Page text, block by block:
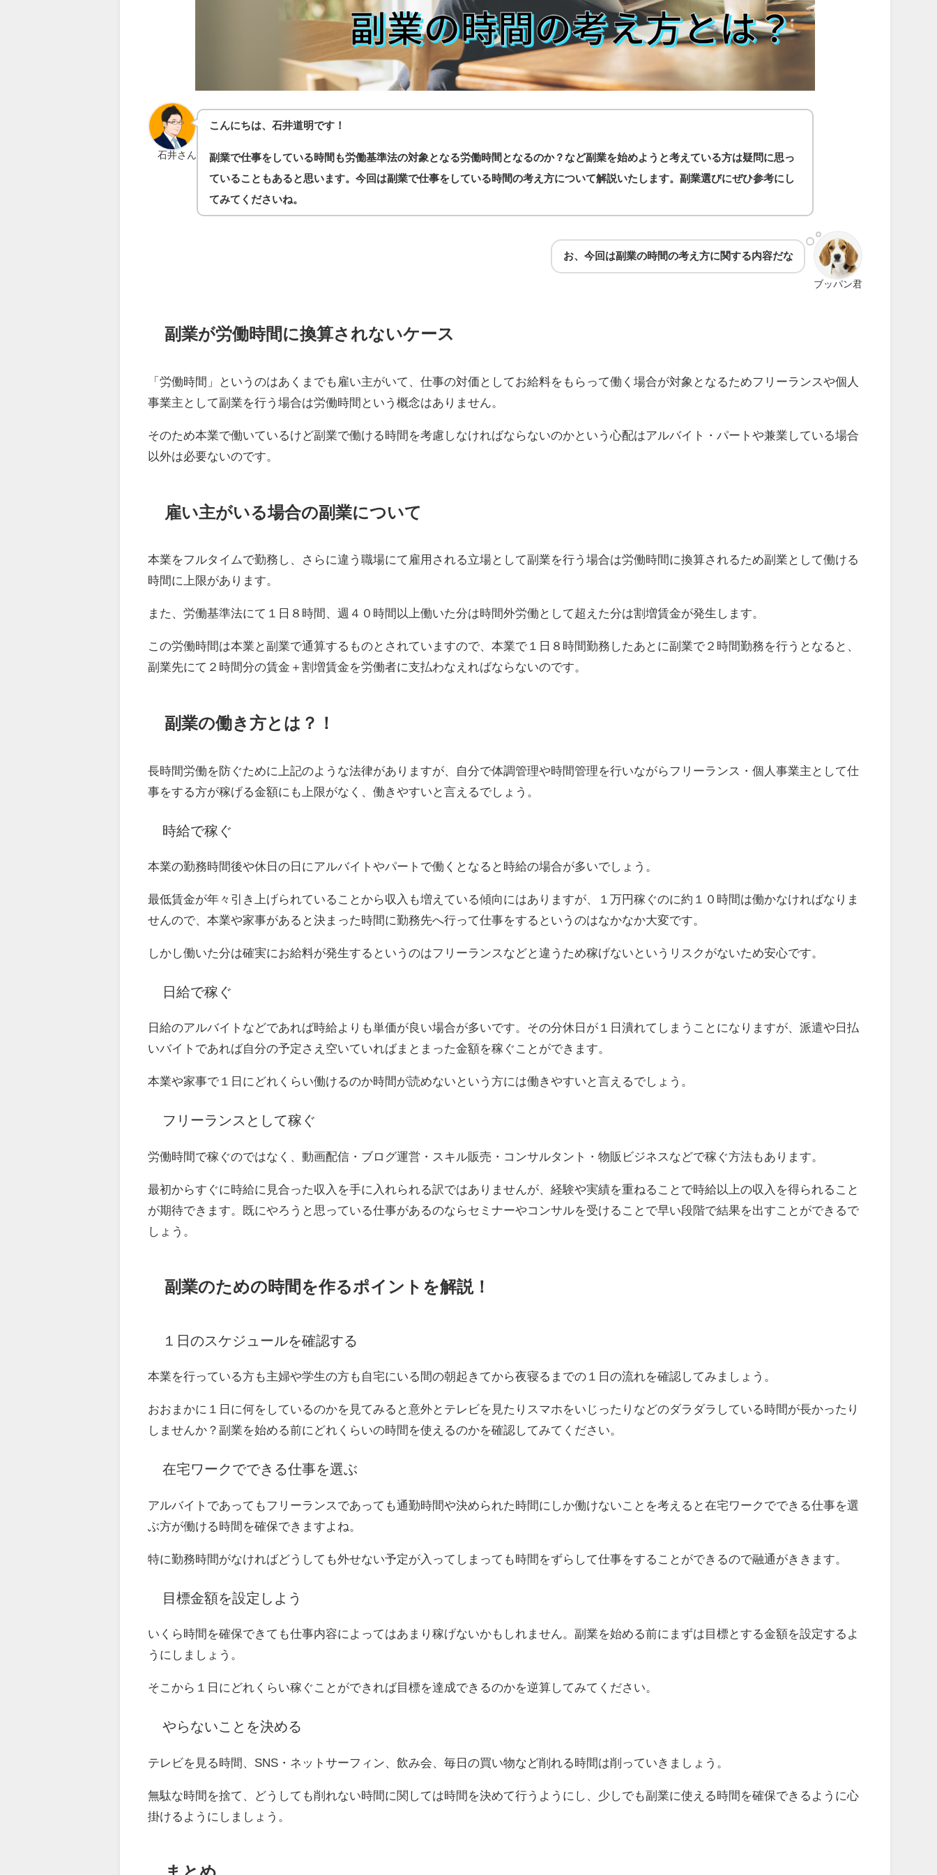
石井さん
こんにちは、石井道明です！
副業で仕事をしている時間も労働基準法の対象となる労働時間となるのか？など副業を始めようと考えている方は疑問に思っ
ていることもあると思います。今回は副業で仕事をしている時間の考え方について解説いたします。副業選びにぜひ参考にし
てみてくださいね。
ブッパン君
お、今回は副業の時間の考え方に関する内容だな
副業が労働時間に換算されないケース
「労働時間」というのはあくまでも雇い主がいて、仕事の対価としてお給料をもらって働く場合が対象となるためフリーランスや個人
事業主として副業を行う場合は労働時間という概念はありません。
そのため本業で働いているけど副業で働ける時間を考慮しなければならないのかという心配はアルバイト・パートや兼業している場合
以外は必要ないのです。
雇い主がいる場合の副業について
本業をフルタイムで勤務し、さらに違う職場にて雇用される立場として副業を行う場合は労働時間に換算されるため副業として働ける
時間に上限があります。
また、労働基準法にて１日８時間、週４０時間以上働いた分は時間外労働として超えた分は割増賃金が発生します。
この労働時間は本業と副業で通算するものとされていますので、本業で１日８時間勤務したあとに副業で２時間勤務を行うとなると、
副業先にて２時間分の賃金＋割増賃金を労働者に支払わなえればならないのです。
副業の働き方とは？！
長時間労働を防ぐために上記のような法律がありますが、自分で体調管理や時間管理を行いながらフリーランス・個人事業主として仕
事をする方が稼げる金額にも上限がなく、働きやすいと言えるでしょう。
時給で稼ぐ
本業の勤務時間後や休日の日にアルバイトやパートで働くとなると時給の場合が多いでしょう。
最低賃金が年々引き上げられていることから収入も増えている傾向にはありますが、１万円稼ぐのに約１０時間は働かなければなりま
せんので、本業や家事があると決まった時間に勤務先へ行って仕事をするというのはなかなか大変です。
しかし働いた分は確実にお給料が発生するというのはフリーランスなどと違うため稼げないというリスクがないため安心です。
日給で稼ぐ
日給のアルバイトなどであれば時給よりも単価が良い場合が多いです。その分休日が１日潰れてしまうことになりますが、派遣や日払
いバイトであれば自分の予定さえ空いていればまとまった金額を稼ぐことができます。
本業や家事で１日にどれくらい働けるのか時間が読めないという方には働きやすいと言えるでしょう。
フリーランスとして稼ぐ
労働時間で稼ぐのではなく、動画配信・ブログ運営・スキル販売・コンサルタント・物販ビジネスなどで稼ぐ方法もあります。
最初からすぐに時給に見合った収入を手に入れられる訳ではありませんが、経験や実績を重ねることで時給以上の収入を得られること
が期待できます。既にやろうと思っている仕事があるのならセミナーやコンサルを受けることで早い段階で結果を出すことができるで
しょう。
副業のための時間を作るポイントを解説！
１日のスケジュールを確認する
本業を行っている方も主婦や学生の方も自宅にいる間の朝起きてから夜寝るまでの１日の流れを確認してみましょう。
おおまかに１日に何をしているのかを見てみると意外とテレビを見たりスマホをいじったりなどのダラダラしている時間が長かったり
しませんか？副業を始める前にどれくらいの時間を使えるのかを確認してみてください。
在宅ワークでできる仕事を選ぶ
アルバイトであってもフリーランスであっても通勤時間や決められた時間にしか働けないことを考えると在宅ワークでできる仕事を選
ぶ方が働ける時間を確保できますよね。
特に勤務時間がなければどうしても外せない予定が入ってしまっても時間をずらして仕事をすることができるので融通がききます。
目標金額を設定しよう
いくら時間を確保できても仕事内容によってはあまり稼げないかもしれません。副業を始める前にまずは目標とする金額を設定するよ
うにしましょう。
そこから１日にどれくらい稼ぐことができれば目標を達成できるのかを逆算してみてください。
やらないことを決める
テレビを見る時間、SNS・ネットサーフィン、飲み会、毎日の買い物など削れる時間は削っていきましょう。
無駄な時間を捨て、どうしても削れない時間に関しては時間を決めて行うようにし、少しでも副業に使える時間を確保できるように心
掛けるようにしましょう。